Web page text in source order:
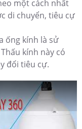
một cách nhất
di chuyển, tiêu cự
ống kính là sử
kính này có
đổi tiêu cự.